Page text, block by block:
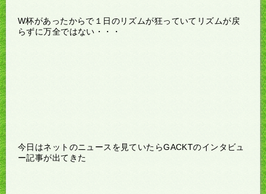
W杯があったからで１日のリズムが狂っていてリズムが戻
らずに万全ではない・・・
今日はネットのニュースを見ていたらGACKTのインタビュ
ー記事が出てきた